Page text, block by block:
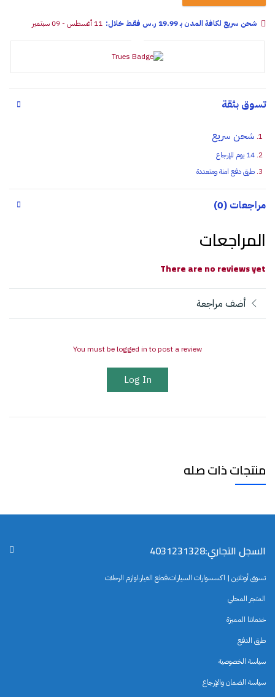
شحن سريع لكافة المدن بـ 19.99 ر.س فقـط خلال: 11 أغسطس - 09 سبتمبر
تسوق بثقة
شحن سريع
14 يوم للإرجاع
طرق دفع امنة ومتعددة
مراجعات (0)
المراجعات
There are no reviews yet
أضف مراجعة
You must be logged in to post a review
Log In
منتجات ذات صله
السجل التجاري:4031231328
تسوق أونلاين | اكسسوارات السيارات،قطع الغيار،لوازم الرحلات
المتجر المحلي
خدماتنا المميزة
طرق الدفع
سياسة الخصوصية
سياسة الضمان والإرجاع